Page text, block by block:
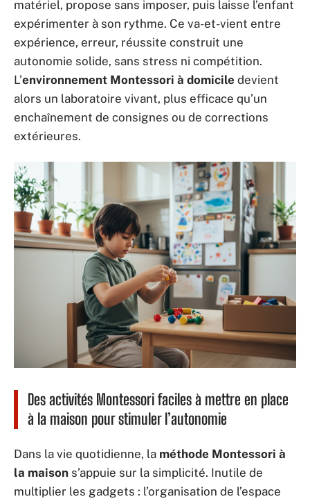
matériel, propose sans imposer, puis laisse l’enfant
expérimenter à son rythme. Ce va-et-vient entre
expérience, erreur, réussite construit une
autonomie solide, sans stress ni compétition.
L’environnement Montessori à domicile devient
alors un laboratoire vivant, plus efficace qu’un
enchaînement de consignes ou de corrections
extérieures.
Des activités Montessori faciles à mettre en place
à la maison pour stimuler l’autonomie
Dans la vie quotidienne, la méthode Montessori à
la maison s’appuie sur la simplicité. Inutile de
multiplier les gadgets : l’organisation de l’espace